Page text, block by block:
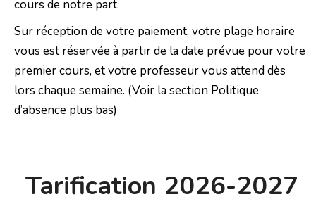
cours de notre part.
Sur réception de votre paiement, votre plage horaire
vous est réservée à partir de la date prévue pour votre
premier cours, et votre professeur vous attend dès
lors chaque semaine. (Voir la section Politique
d’absence plus bas)
Tarification 2026-2027